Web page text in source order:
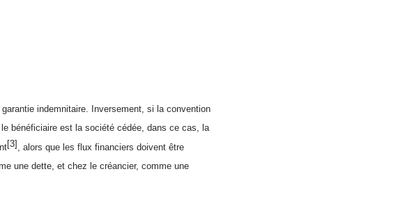
indemnitaire. Inversement, si la convention
le bénéficiaire est la société cédée, dans ce cas, la
[3] , alors que les flux financiers doivent être
une dette, et chez le créancier, comme une